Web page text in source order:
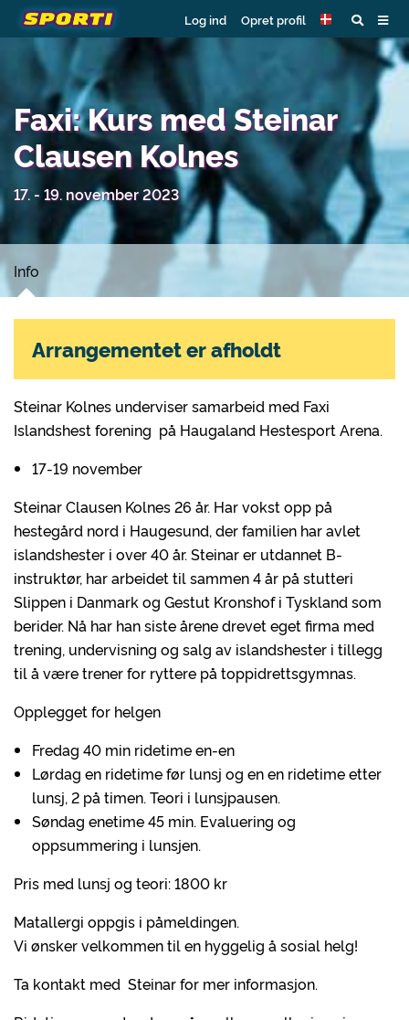
Log ind Opret profil
Faxi: Kurs med Steinar
Clausen Kolnes
17. - 19. november 2023
Info
Steinar Kolnes underviser samarbeid med Faxi
Islandshest forening på Haugaland Hestesport Arena.
17-19 november
Steinar Clausen Kolnes 26 år. Har vokst opp på
hestegård nord i Haugesund, der familien har avlet
islandshester i over 40 år. Steinar er utdannet B-
instruktør, har arbeidet til sammen 4 år på stutteri
Slippen i Danmark og Gestut Kronshof i Tyskland som
berider. Nå har han siste årene drevet eget firma med
trening, undervisning og salg av islandshester i tillegg
til å være trener for ryttere på toppidrettsgymnas.
Opplegget for helgen
Fredag 40 min ridetime en-en
Lørdag en ridetime før lunsj og en en ridetime etter
lunsj, 2 på timen. Teori i lunsjpausen.
Søndag enetime 45 min. Evaluering og
oppsummering i lunsjen.
Pris med lunsj og teori: 1800 kr
Matallergi oppgis i påmeldingen.
Vi ønsker velkommen til en hyggelig å sosial helg!
Ta kontakt med Steinar for mer informasjon.
Arrangementet er afholdt